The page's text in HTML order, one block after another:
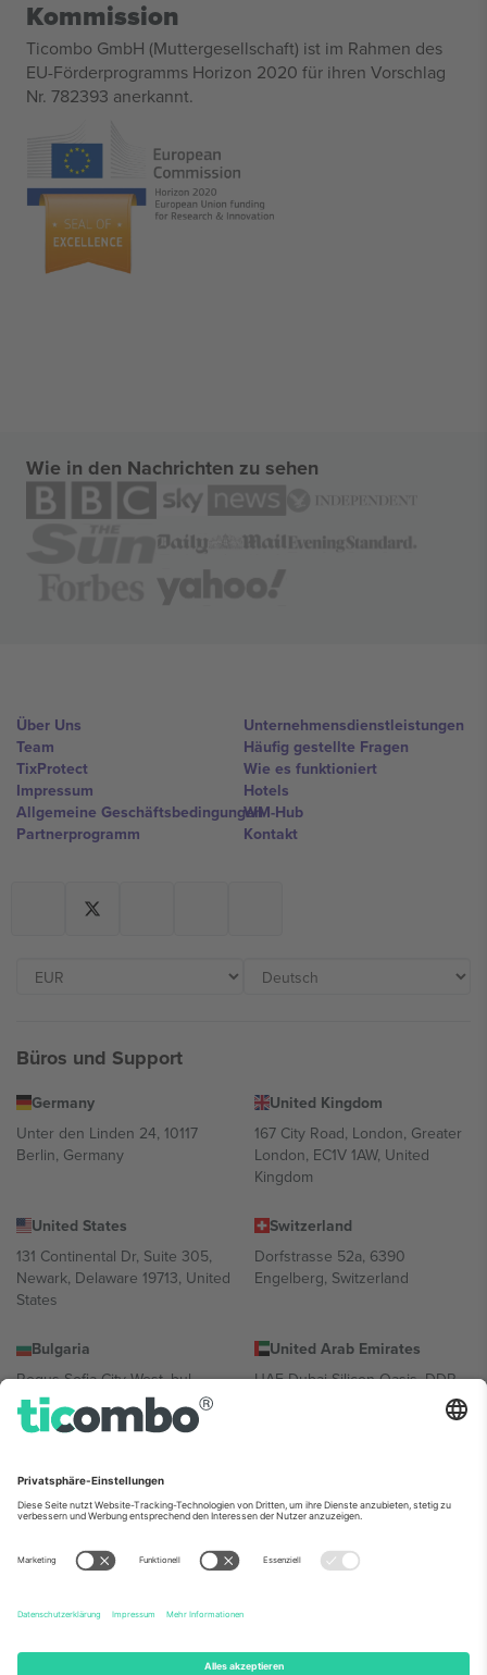
Kommission
Ticombo GmbH (Muttergesellschaft) ist im Rahmen des
EU-Förderprogramms Horizon 2020 für ihren Vorschlag
Nr. 782393 anerkannt.
Wie in den Nachrichten zu sehen
Über Uns
Team
TixProtect
Impressum
Allgemeine Geschäftsbedingungen
Partnerprogramm
Unternehmensdienstleistungen
Häufig gestellte Fragen
Wie es funktioniert
Hotels
WM-Hub
Kontakt
Büros und Support
Germany
Unter den Linden 24, 10117
Berlin, Germany
United Kingdom
167 City Road, London, Greater
London, EC1V 1AW, United
Kingdom
United States
131 Continental Dr, Suite 305,
Newark, Delaware 19713, United
States
Switzerland
Dorfstrasse 52a, 6390
Engelberg, Switzerland
Bulgaria
Regus Sofia City West, bul
Totleben 53-55, 1606 Sofia,
Bulgaria
United Arab Emirates
UAE Dubai Silicon Oasis, DDP
Building A1, Office 302, Dubai,
Mexico
Av Chapultepec 360, Roma
Norte, Cuauhtémoc, 06700
Ciudad de México, CDMX,
Mexico
Die juristische Person des Plattformanbieters kann je nach
Informationen finden Sie auf der jeweiligen Veranstaltungsseite, im